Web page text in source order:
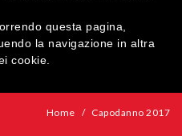
Home / Capodanno 2017
questa pagina,
la navigazione in altra
cookie.